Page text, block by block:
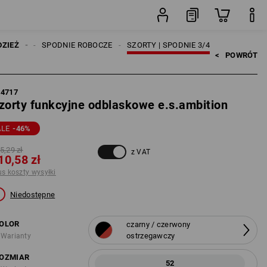
SZORTY | SPODNIE 3/4
SPODNIE ROBOCZE
< POWRÓT
funkcyjne odblaskowe e.s.ambition
-46%
zł
zł
koszty wysyłki
z VAT
Niedostępne
czarny / czerwony
ostrzegawczy
52